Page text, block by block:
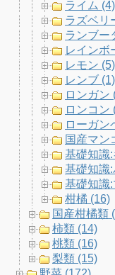
ライム (4)
ラズベリ
ランブー
レインボ
レモン (5)
レンブ (1)
ロンガン
ロンコン
ローガン
国産マン
基礎知識
基礎知識
基礎知識
柑橘 (16)
国産柑橘類
柿類 (14)
桃類 (16)
梨類 (15)